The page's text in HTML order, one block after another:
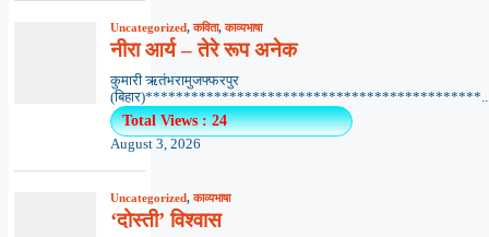
Uncategorized,कविता,काव्यभाषा
नीरा आर्य – तेरे रूप अनेक
कुमारी ऋतंभरामुजफ्फरपुर
Total Views : 24
August 3, 2026
Uncategorized,काव्यभाषा
‘दोस्ती’ विश्वास